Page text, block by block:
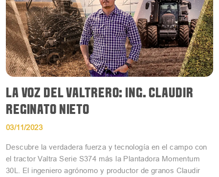
LA VOZ DEL VALTRERO: ING. CLAUDIR
REGINATO NIETO
03/11/2023
Descubre la verdadera fuerza y tecnología en el campo con
el tractor Valtra Serie S374 más la Plantadora Momentum
30L. El ingeniero agrónomo y productor de granos Claudir